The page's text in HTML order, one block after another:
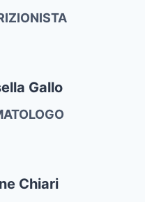
Gallo
Chiari